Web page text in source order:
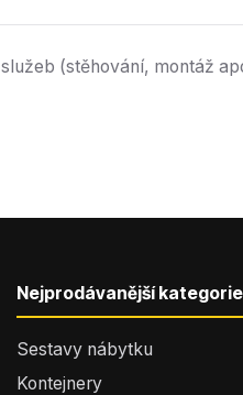
(stěhování, montáž
Nejprodávanější kategorie
Sestavy nábytku
Kontejnery